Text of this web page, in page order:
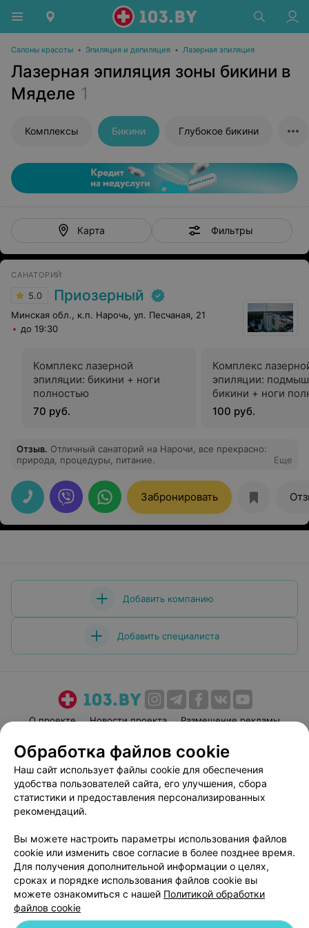
Салоны красоты • Эпиляция и депиляция • Лазерная эпиляция
Лазерная эпиляция зоны бикини в
Мяделе 1
Комплексы Бикини Глубокое бикини
Карта Фильтры
САНАТОРИЙ
5.0 Приозерный
Минская обл., к.п. Нарочь, ул. Песчаная, 21
до 19:30
Комплекс лазерной
эпиляции: бикини + ноги
полностью
70 руб.
Комплекс
эпиляции:
бикини + ноги
100 руб.
Отзыв. Отличный санаторий на Нарочи, все прекрасно:
природа, процедуры, питание.
Еще
Забронировать
Добавить компанию
Добавить специалиста
О проекте Новости проекта
Размещение рекламы
Пользовательское соглашение
Способы оплаты
Вакансии
Партнеры
Написать руководителю 103.by
Персональные настройки cookie
Обработка персональных данных
Обработка файлов cookie
Наш сайт использует файлы cookie для обеспечения
удобства пользователей сайта, его улучшения, сбора
статистики и предоставления персонализированных
рекомендаций.
Вы можете настроить параметры использования файлов
cookie или изменить свое согласие в более позднее время.
Для получения дополнительной информации о целях,
сроках и порядке использования файлов cookie вы
можете ознакомиться с нашей Политикой обработки
файлов cookie